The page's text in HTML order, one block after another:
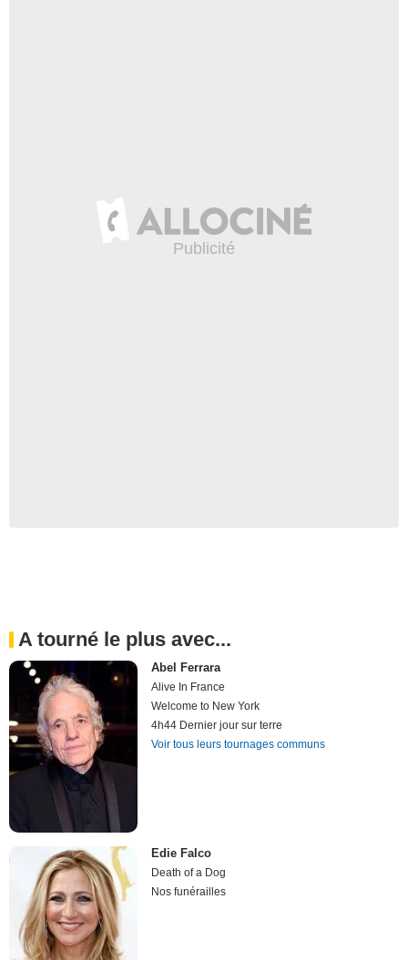
A tourné le plus avec...
Abel Ferrara
Alive In France
Welcome to New York
4h44 Dernier jour sur terre
Voir tous leurs tournages communs
Edie Falco
Death of a Dog
Nos funérailles